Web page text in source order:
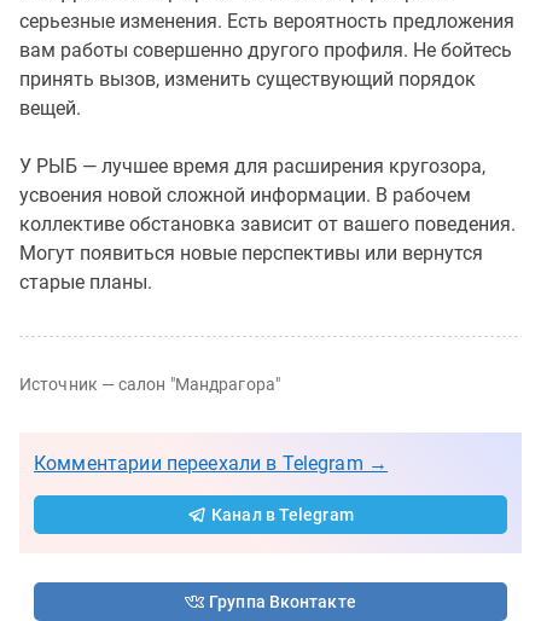
серьезные изменения. Есть вероятность предложения
вам работы совершенно другого профиля. Не бойтесь
принять вызов, изменить существующий порядок
вещей.
У РЫБ — лучшее время для расширения кругозора,
усвоения новой сложной информации. В рабочем
коллективе обстановка зависит от вашего поведения.
Могут появиться новые перспективы или вернутся
старые планы.
Источник — салон "Мандрагора"
Комментарии переехали в Telegram →
Канал в Telegram
Группа Вконтакте